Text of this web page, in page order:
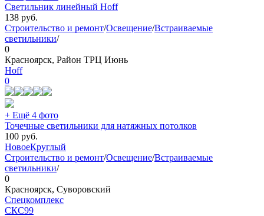
Светильник линейный Hoff
138 руб.
Строительство и ремонт/Освещение/Встраиваемые
светильники/
0
Красноярск, Район ТРЦ Июнь
Hoff
0
+ Ещё 4 фото
Точечные светильники для натяжных потолков
100 руб.
НовоеКруглый
Строительство и ремонт/Освещение/Встраиваемые
светильники/
0
Красноярск, Суворовский
Спецкомплекс
СКС99